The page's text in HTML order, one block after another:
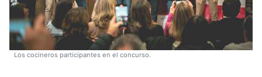
Los cocineros participantes en el concurso.